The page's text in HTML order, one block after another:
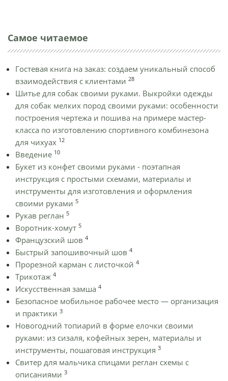
Самое читаемое
Гостевая книга на заказ: создаем уникальный способ
взаимодействия с клиентами 28
Шитье для собак своими руками. Выкройки одежды
для собак мелких пород своими руками: особенности
построения чертежа и пошива на примере мастер-
класса по изготовлению спортивного комбинезона
для чихуах 12
Введение 10
Букет из конфет своими руками - поэтапная
инструкция с простыми схемами, материалы и
инструменты для изготовления и оформления
своими руками 5
Рукав реглан 5
Воротник-хомут 5
Французский шов 4
Быстрый запошивочный шов 4
Прорезной карман с листочкой 4
Трикотаж 4
Искусственная замша 4
Безопасное мобильное рабочее место — организация
и практики 3
Новогодний топиарий в форме елочки своими
руками: из сизаля, кофейных зерен, материалы и
инструменты, пошаговая инструкция 3
Cвитер для мальчика спицами реглан схемы с
описаниями 3